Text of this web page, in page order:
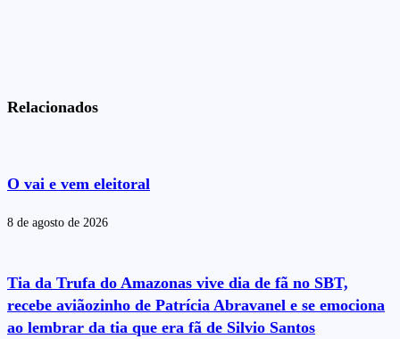
Relacionados
O vai e vem eleitoral
8 de agosto de 2026
Tia da Trufa do Amazonas vive dia de fã no SBT,
recebe aviãozinho de Patrícia Abravanel e se emociona
ao lembrar da tia que era fã de Silvio Santos